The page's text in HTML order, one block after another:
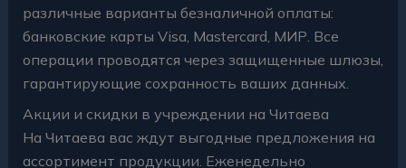
различные варианты безналичной оплаты:
банковские карты Visa, Mastercard, МИР. Все
операции проводятся через защищенные шлюзы,
гарантирующие сохранность ваших данных.
Акции и скидки в учреждении на Читаева
На Читаева вас ждут выгодные предложения на
ассортимент продукции. Еженедельно